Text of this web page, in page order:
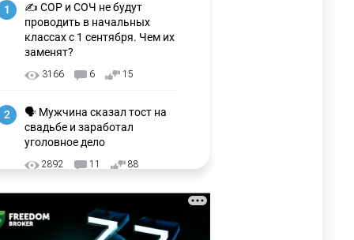
1
✍️ СОР и СОЧ не будут
проводить в начальных
классах с 1 сентября. Чем их
заменят?
3166 6 15
2
🗣 Мужчина сказал тост на
свадьбе и заработал
уголовное дело
2892 11 88
Переписку из телефона
Нурай Серикбай в день